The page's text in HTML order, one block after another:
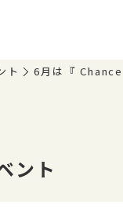
ト
6月は『
ント